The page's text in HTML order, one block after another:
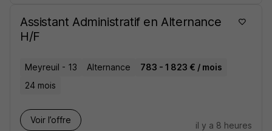
Assistant Administratif en Alternance
H/F
Meyreuil - 13 Alternance
783 - 1 823 € / mois
24 mois
Voir l’offre
il y a 8 heures